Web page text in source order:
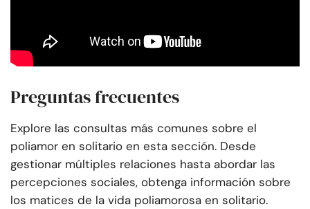
Preguntas frecuentes
Explore las consultas más comunes sobre el
poliamor en solitario en esta sección. Desde
gestionar múltiples relaciones hasta abordar las
percepciones sociales, obtenga información sobre
los matices de la vida poliamorosa en solitario.